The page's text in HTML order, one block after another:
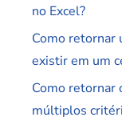
no Excel?
Como retornar
existir em um
Como retornar
múltiplos